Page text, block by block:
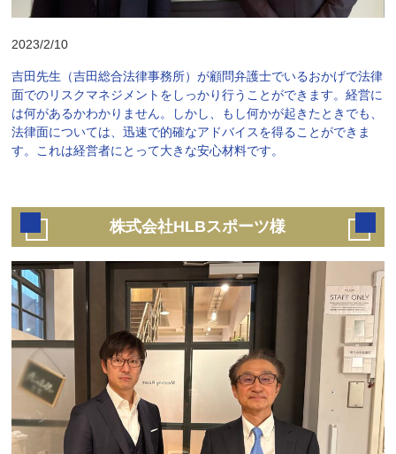
2023/2/10
吉田先生（吉田総合法律事務所）が顧問弁護士でいるおかげで法律
面でのリスクマネジメントをしっかり行うことができます。経営に
は何があるかわかりません。しかし、もし何かが起きたときでも、
法律面については、迅速で的確なアドバイスを得ることができま
す。これは経営者にとって大きな安心材料です。
株式会社HLBスポーツ様